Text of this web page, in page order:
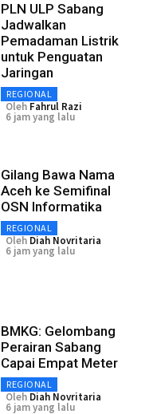
PLN ULP Sabang
Jadwalkan
Pemadaman Listrik
untuk Penguatan
Jaringan
REGIONAL
Oleh Fahrul Razi
6 jam yang lalu
Gilang Bawa Nama
Aceh ke Semifinal
OSN Informatika
REGIONAL
Oleh Diah Novritaria
6 jam yang lalu
BMKG: Gelombang
Perairan Sabang
Capai Empat Meter
REGIONAL
Oleh Diah Novritaria
6 jam yang lalu